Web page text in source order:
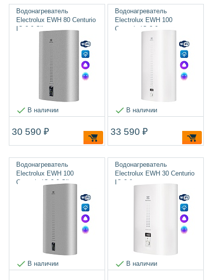
Водонагреватель
Electrolux EWH 80 Centurio
IQ 3.0 Silver
В наличии
30 590 ₽
Водонагреватель
Electrolux EWH 100
Centurio IQ 3.0
В наличии
33 590 ₽
Водонагреватель
Electrolux EWH 100
Centurio IQ 3.0 Silver
В наличии
Водонагреватель
Electrolux EWH 30 Centurio
IQ 3.0
В наличии